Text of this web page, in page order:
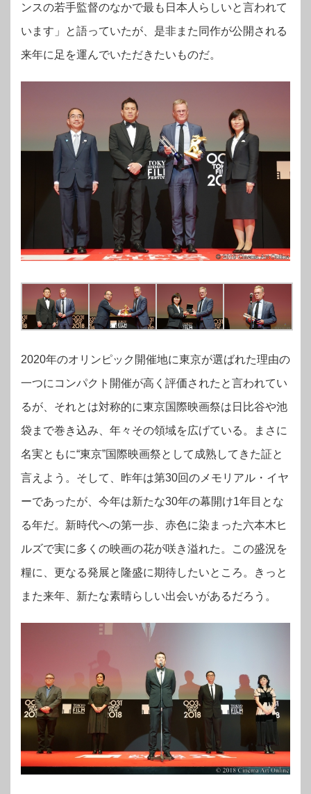
ンスの若手監督のなかで最も日本人らしいと言われて
います」と語っていたが、是非また同作が公開される
来年に足を運んでいただきたいものだ。
2020年のオリンピック開催地に東京が選ばれた理由の
一つにコンパクト開催が高く評価されたと言われてい
るが、それとは対称的に東京国際映画祭は日比谷や池
袋まで巻き込み、年々その領域を広げている。まさに
名実ともに“東京”国際映画祭として成熟してきた証と
言えよう。そして、昨年は第30回のメモリアル・イヤ
ーであったが、今年は新たな30年の幕開け1年目とな
る年だ。新時代への第一歩、赤色に染まった六本木ヒ
ルズで実に多くの映画の花が咲き溢れた。この盛況を
糧に、更なる発展と隆盛に期待したいところ。きっと
また来年、新たな素晴らしい出会いがあるだろう。